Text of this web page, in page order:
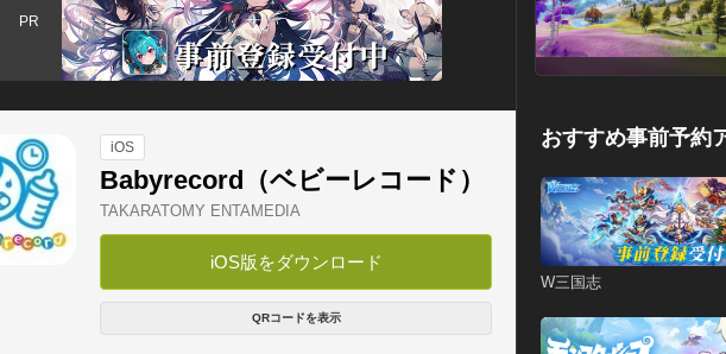
PR
iOS
Babyrecord（ベビーレコード）
TAKARATOMY ENTAMEDIA
iOS版をダウンロード
QRコードを表示
おすすめ事前予約
W三国志